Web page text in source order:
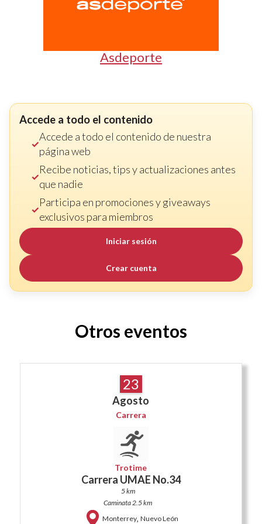
Asdeporte
Accede a todo el contenido
Accede a todo el contenido de nuestra
página web
Recibe noticias, tips y actualizaciones antes
que nadie
Participa en promociones y giveaways
exclusivos para miembros
Iniciar sesión
Crear cuenta
Otros eventos
23
Agosto
Carrera
Trotime
Carrera UMAE No.34
5 km
Caminata 2.5 km
Monterrey, Nuevo León